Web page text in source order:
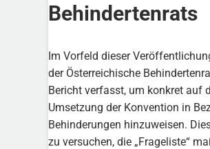
Behindertenrats
Im Vorfeld dieser
der Österreichische
Bericht verfasst, um konkret auf
Umsetzung der Konvention in
Behinderungen hinzuweisen.
zu versuchen, die „Frageliste“